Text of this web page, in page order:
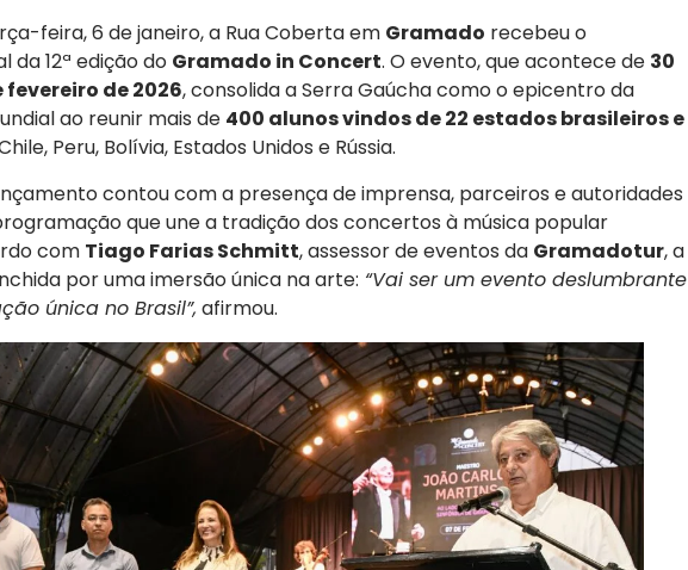
feira, 6 de janeiro, a Rua Coberta em Gramado recebeu o
da 12ª edição do Gramado in Concert. O evento, que acontece de 30
fevereiro de 2026, consolida a Serra Gaúcha como o epicentro da
ao reunir mais de 400 alunos vindos de 22 estados brasileiros e
Peru, Bolívia, Estados Unidos e Rússia.
contou com a presença de imprensa, parceiros e autoridades
que une a tradição dos concertos à música popular
com Tiago Farias Schmitt, assessor de eventos da Gramadotur, a
por uma imersão única na arte: “Vai ser um evento deslumbrante
única no Brasil”, afirmou.